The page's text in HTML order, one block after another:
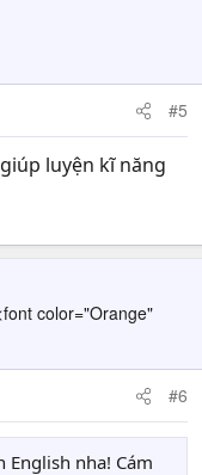
#5
luyện kĩ năng
color="Orange"
#6
nha! Cám